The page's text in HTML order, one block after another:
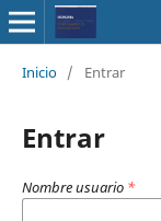
Inicio / Entrar
Entrar
Nombre usuario *